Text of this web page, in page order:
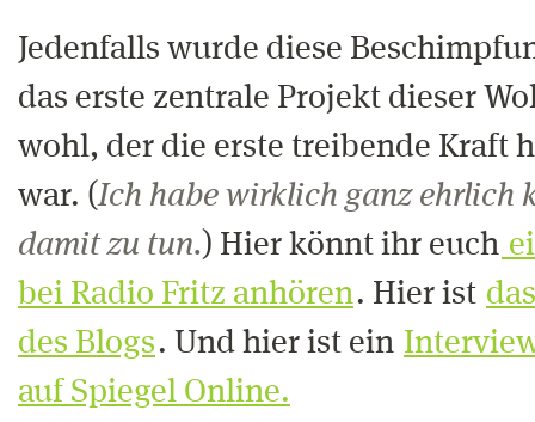
Jedenfalls wurde diese
das erste zentrale Projekt dieser
wohl, der die erste treibende Kraft
war. (Ich habe wirklich ganz ehrlich
damit zu tun.) Hier könnt ihr euch
bei Radio Fritz anhören. Hier ist
des Blogs. Und hier ist ein
auf Spiegel Online.